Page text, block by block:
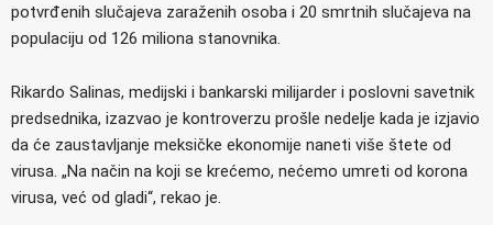
potvrđenih slučajeva zaraženih osoba i 20 smrtnih slučajeva na
populaciju od 126 miliona stanovnika.
Rikardo Salinas, medijski i bankarski milijarder i poslovni savetnik
predsednika, izazvao je kontroverzu prošle nedelje kada je izjavio
da će zaustavljanje meksičke ekonomije naneti više štete od
virusa. „Na način na koji se krećemo, nećemo umreti od korona
virusa, već od gladi“, rekao je.